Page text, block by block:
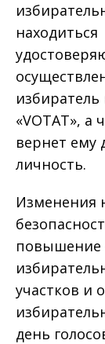
«VOTAT», а
вернет ему
личность.
Изменения
повышение
участков и
день